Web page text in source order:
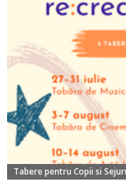
Tabere pentru Copii si